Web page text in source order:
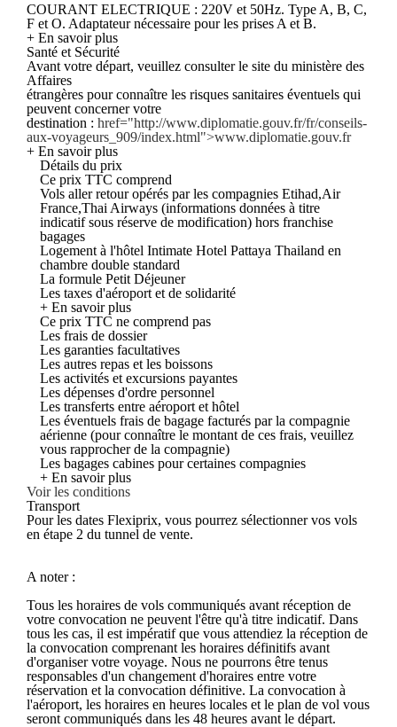
COURANT ELECTRIQUE : 220V et 50Hz. Type A, B, C,
F et O. Adaptateur nécessaire pour les prises A et B.
+ En savoir plus
Santé et Sécurité
Avant votre départ, veuillez consulter le site du ministère des
Affaires
étrangères pour connaître les risques sanitaires éventuels qui
peuvent concerner votre
destination : href="http://www.diplomatie.gouv.fr/fr/conseils-
aux-voyageurs_909/index.html">www.diplomatie.gouv.fr
+ En savoir plus
Détails du prix
Ce prix TTC comprend
Vols aller retour opérés par les compagnies Etihad,Air
France,Thai Airways (informations données à titre
indicatif sous réserve de modification) hors franchise
bagages
Logement à l'hôtel Intimate Hotel Pattaya Thailand en
chambre double standard
La formule Petit Déjeuner
Les taxes d'aéroport et de solidarité
+ En savoir plus
Ce prix TTC ne comprend pas
Les frais de dossier
Les garanties facultatives
Les autres repas et les boissons
Les activités et excursions payantes
Les dépenses d'ordre personnel
Les transferts entre aéroport et hôtel
Les éventuels frais de bagage facturés par la compagnie
aérienne (pour connaître le montant de ces frais, veuillez
vous rapprocher de la compagnie)
Les bagages cabines pour certaines compagnies
+ En savoir plus
Voir les conditions
Transport
Pour les dates Flexiprix, vous pourrez sélectionner vos vols
en étape 2 du tunnel de vente.
A noter :
Tous les horaires de vols communiqués avant réception de
votre convocation ne peuvent l'être qu'à titre indicatif. Dans
tous les cas, il est impératif que vous attendiez la réception de
la convocation comprenant les horaires définitifs avant
d'organiser votre voyage. Nous ne pourrons être tenus
responsables d'un changement d'horaires entre votre
réservation et la convocation définitive. La convocation à
l'aéroport, les horaires en heures locales et le plan de vol vous
seront communiqués dans les 48 heures avant le départ.